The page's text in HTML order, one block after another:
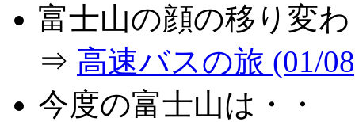
富士山の顔の移り変
⇒ 高速バスの旅 (01/
今度の富士山は・・